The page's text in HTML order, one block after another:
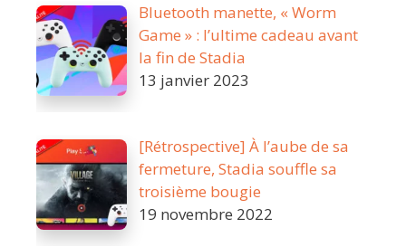
Bluetooth manette, « Worm
Game » : l’ultime cadeau avant
la fin de Stadia
13 janvier 2023
[Rétrospective] À l’aube de sa
fermeture, Stadia souffle sa
troisième bougie
19 novembre 2022